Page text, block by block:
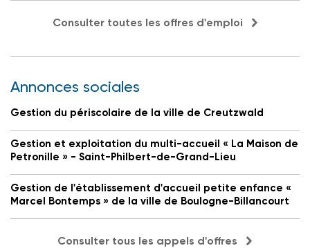
Consulter toutes les offres d'emploi
Annonces sociales
Gestion du périscolaire de la ville de Creutzwald
Gestion et exploitation du multi-accueil « La Maison de
Petronille » - Saint-Philbert-de-Grand-Lieu
Gestion de l'établissement d'accueil petite enfance «
Marcel Bontemps » de la ville de Boulogne-Billancourt
Consulter tous les appels d'offres